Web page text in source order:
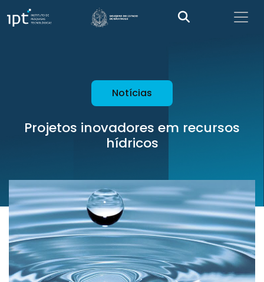
Notícias
Projetos inovadores em recursos
hídricos